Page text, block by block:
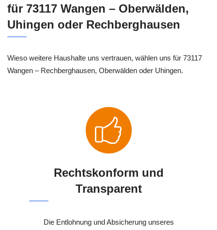
für 73117 Wangen – Oberwälden,
Uhingen oder Rechberghausen
Wieso weitere Haushalte uns vertrauen, wählen uns für 73117
Wangen – Rechberghausen, Oberwälden oder Uhingen.
Rechtskonform und
Transparent
Die Entlohnung und Absicherung unseres